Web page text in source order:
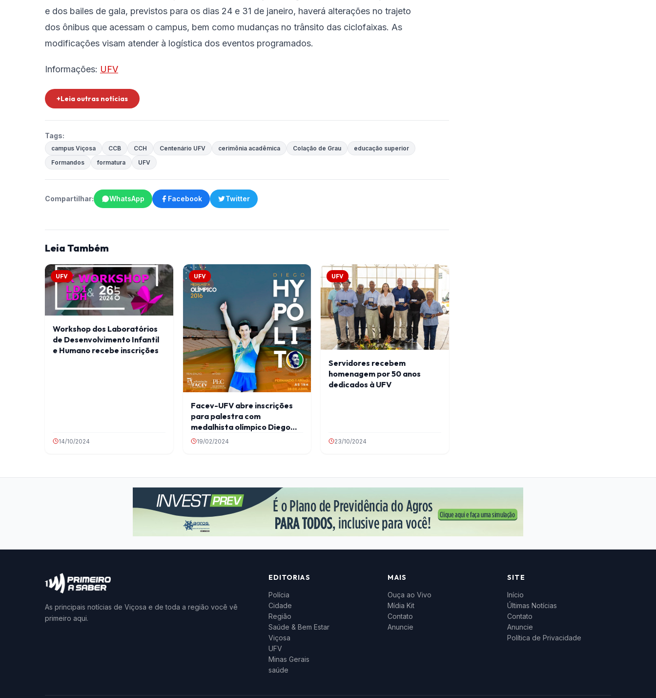
e dos bailes de gala, previstos para os dias 24 e 31 de janeiro, haverá alterações no trajeto
dos ônibus que acessam o campus, bem como mudanças no trânsito das ciclofaixas. As
modificações visam atender à logística dos eventos programados.
Informações: UFV
+Leia outras notícias
Tags:
campus Viçosa CCB CCH Centenário UFV cerimônia acadêmica Colação de Grau
educação superior
Formandos
formatura UFV
Compartilhar: WhatsApp Facebook Twitter
Leia Também
UFV
Workshop dos Laboratórios
de Desenvolvimento Infantil
e Humano recebe inscrições
14/10/2024
UFV
Facev-UFV abre inscrições
para palestra com
medalhista olímpico Diego
Hypólito
19/02/2024
UFV
Servidores recebem
homenagem por 50 anos
dedicados à UFV
23/10/2024
As principais notícias de Viçosa e de toda a região você vê
primeiro aqui.
EDITORIAS
Polícia
Cidade
Região
Saúde & Bem Estar
Viçosa
UFV
Minas Gerais
saúde
MAIS
Ouça ao Vivo
Mídia Kit
Contato
Anuncie
SITE
Início
Últimas Notícias
Contato
Anuncie
Política de Privacidade